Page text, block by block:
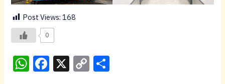
Post Views: 168
0
W F X C